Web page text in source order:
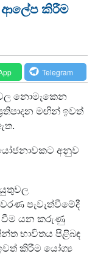
කිරීම
Telegram
නොමැකෙන
මඟින් ඉවත්
අනුව
පැවැත්වීමේදී
වීම යන කරුණු
භාවිතය පිළිබඳ
කිරීම යෝග්‍ය